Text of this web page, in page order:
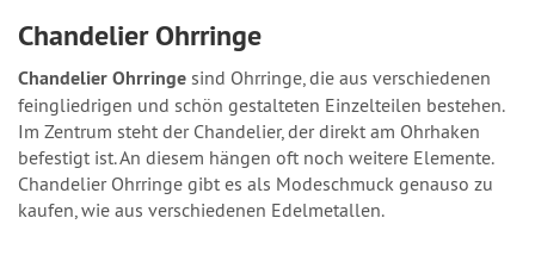
Chandelier Ohrringe
Chandelier Ohrringe sind Ohrringe, die aus verschiedenen
feingliedrigen und schön gestalteten Einzelteilen bestehen.
Im Zentrum steht der Chandelier, der direkt am Ohrhaken
befestigt ist. An diesem hängen oft noch weitere Elemente.
Chandelier Ohrringe gibt es als Modeschmuck genauso zu
kaufen, wie aus verschiedenen Edelmetallen.